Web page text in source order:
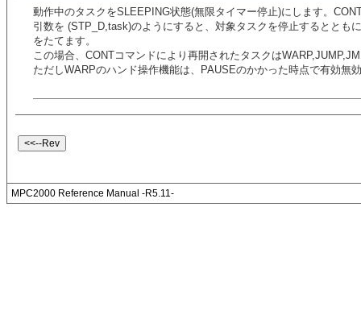
動作中のタスクをSLEEPING状態(無限タイマー停止)にします。
引数を (STP_D,task)のようにすると、対象タスクを停止するとと
をたてます。
この場合、CONTコマンドにより再開されたタスクは
ただしWARPのハンド操作機能は、PAUSEのかかった時点で有効無
MPC2000 Reference Manual -R5.11-